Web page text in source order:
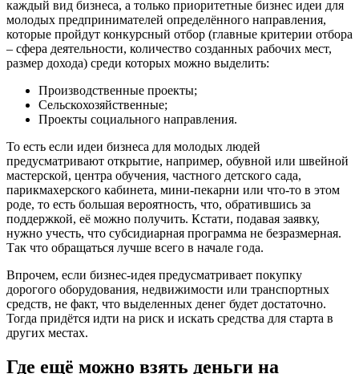
каждый вид бизнеса, а только приоритетные бизнес идеи для
молодых предпринимателей определённого направления,
которые пройдут конкурсный отбор (главные критерии отбора
– сфера деятельности, количество созданных рабочих мест,
размер дохода) среди которых можно выделить:
Производственные проекты;
Сельскохозяйственные;
Проекты социального направления.
То есть если идеи бизнеса для молодых людей
предусматривают открытие, например, обувной или швейной
мастерской, центра обучения, частного детского сада,
парикмахерского кабинета, мини-пекарни или что-то в этом
роде, то есть большая вероятность, что, обратившись за
поддержкой, её можно получить. Кстати, подавая заявку,
нужно учесть, что субсидиарная программа не безразмерная.
Так что обращаться лучше всего в начале года.
Впрочем, если бизнес-идея предусматривает покупку
дорогого оборудования, недвижимости или транспортных
средств, не факт, что выделенных денег будет достаточно.
Тогда придётся идти на риск и искать средства для старта в
других местах.
Где ещё можно взять деньги на